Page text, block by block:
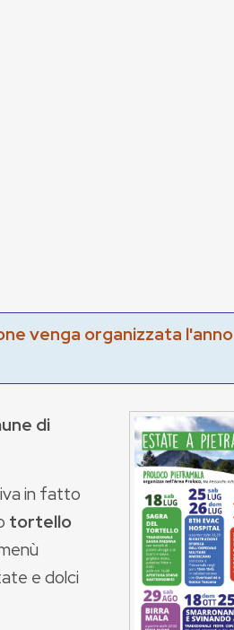
venga organizzata l'anno
di
in fatto
tortello
e dolci